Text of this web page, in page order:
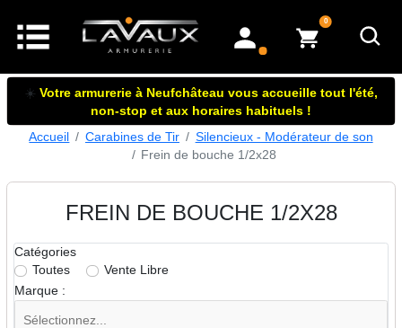
mon compte
0articles dans le panier
☀️ Votre armurerie à Neufchâteau vous accueille tout l'été,
non-stop et aux horaires habituels !
Accueil
Carabines de Tir
Silencieux - Modérateur de son
Frein de bouche 1/2x28
FREIN DE BOUCHE 1/2X28
Catégories
Toutes
Vente Libre
Marque :